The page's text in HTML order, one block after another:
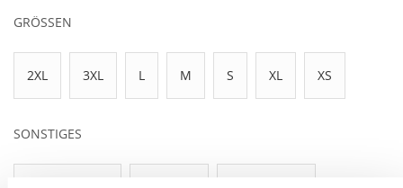
GRÖSSEN
2XL 3XL L M S XL XS
SONSTIGES